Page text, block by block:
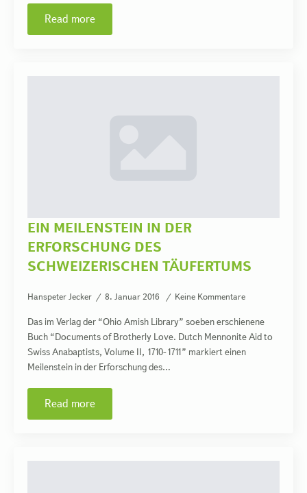
Read more
EIN MEILENSTEIN IN DER
ERFORSCHUNG DES
SCHWEIZERISCHEN TÄUFERTUMS
Hanspeter Jecker 8. Januar 2016 Keine Kommentare
Das im Verlag der “Ohio Amish Library” soeben erschienene
Buch “Documents of Brotherly Love. Dutch Mennonite Aid to
Swiss Anabaptists, Volume II, 1710-1711” markiert einen
Meilenstein in der Erforschung des…
Read more